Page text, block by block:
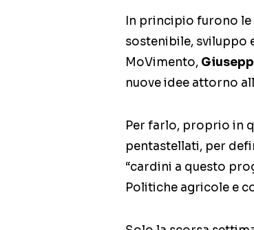
In principio furono le
sostenibile, sviluppo
MoVimento,
nuove idee attorno
Per farlo, proprio in
pentastellati, per
“cardini a questo
Politiche agricole e